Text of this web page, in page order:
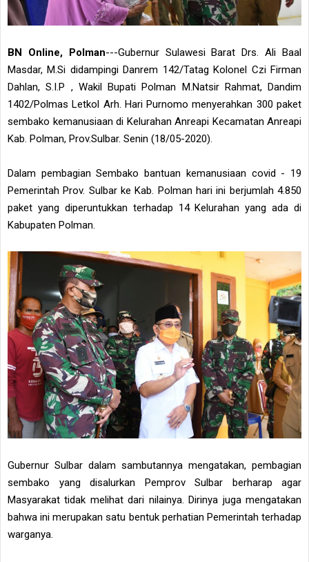
BN Online, Polman---Gubernur Sulawesi Barat Drs. Ali Baal
Masdar, M.Si didampingi Danrem 142/Tatag Kolonel Czi Firman
Dahlan, S.I.P , Wakil Bupati Polman M.Natsir Rahmat, Dandim
1402/Polmas Letkol Arh. Hari Purnomo menyerahkan 300 paket
sembako kemanusiaan di Kelurahan Anreapi Kecamatan Anreapi
Kab. Polman, Prov.Sulbar. Senin (18/05-2020).
Dalam pembagian Sembako bantuan kemanusiaan covid - 19
Pemerintah Prov. Sulbar ke Kab. Polman hari ini berjumlah 4.850
paket yang diperuntukkan terhadap 14 Kelurahan yang ada di
Kabupaten Polman.
Gubernur Sulbar dalam sambutannya mengatakan, pembagian
sembako yang disalurkan Pemprov Sulbar berharap agar
Masyarakat tidak melihat dari nilainya. Dirinya juga mengatakan
bahwa ini merupakan satu bentuk perhatian Pemerintah terhadap
warganya.